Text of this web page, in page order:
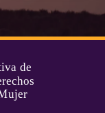
de